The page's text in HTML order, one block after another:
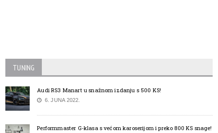
TUNING
Audi RS3 Manart u snažnom izdanju s 500 KS!
6. JUNA 2022.
Performmaster G-klasa s većom karoserijom i preko 800 KS snage!